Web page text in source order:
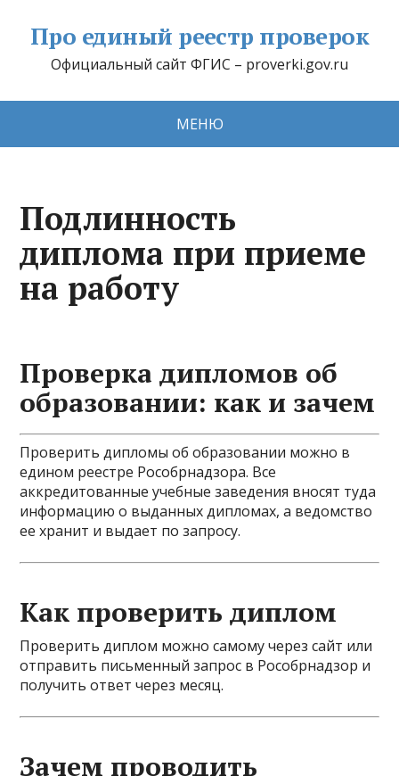
Про единый реестр проверок
Официальный сайт ФГИС – proverki.gov.ru
МЕНЮ
Подлинность
диплома при приеме
на работу
Проверка дипломов об
образовании: как и зачем
Проверить дипломы об образовании можно в
едином реестре Рособрнадзора. Все
аккредитованные учебные заведения вносят туда
информацию о выданных дипломах, а ведомство
ее хранит и выдает по запросу.
Как проверить диплом
Проверить диплом можно самому через сайт или
отправить письменный запрос в Рособрнадзор и
получить ответ через месяц.
Зачем проводить